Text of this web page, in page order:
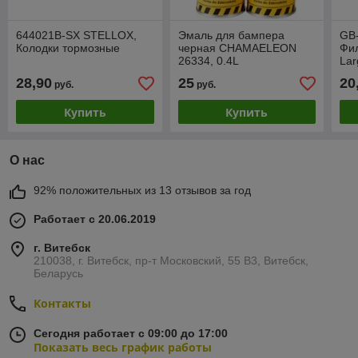
644021B-SX STELLOX,
Колодки тормозные
28,90 руб.
Купить
Эмаль для бампера
черная CHAMAELEON
26334, 0.4L
25руб.
Купить
О нас
92% положительных из 13 отзывов за год
Работает с 20.06.2019
г. Витебск
210038, г. Витебск, пр-т Московский, 55 B3, Витебск,
Беларусь
Контакты
Сегодня работает с 09:00 до 17:00
Показать весь график работы